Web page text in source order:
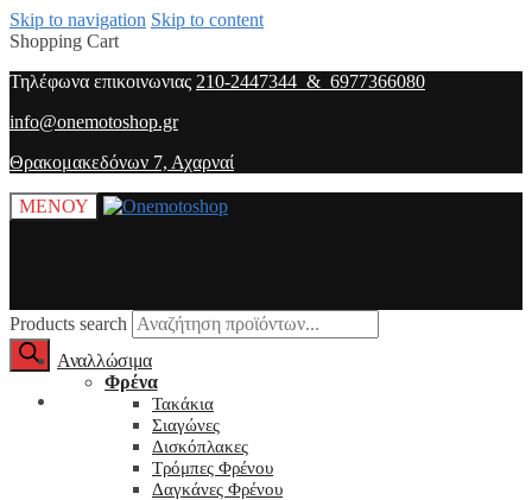
Skip to navigation Skip to content
Shopping Cart
Τηλέφωνα επικοινωνιας 210-2447344 & 6977366080
info@onemotoshop.gr
Θρακομακεδόνων 7, Αχαρναί
ΜΕΝΟΥ
Products search
O λογαριασμός μου
Αναλλώσιμα
Φρένα
Τακάκια
Σιαγώνες
Δισκόπλακες
Τρόμπες Φρένου
Δαγκάνες Φρένου